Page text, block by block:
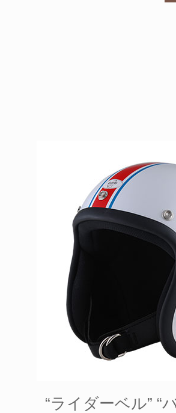
“ライダーベル” “